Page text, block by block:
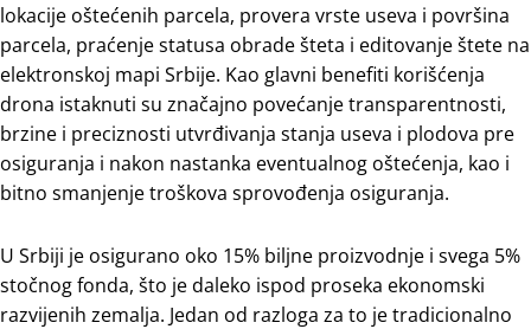
lokacije oštećenih parcela, provera vrste useva i površina
parcela, praćenje statusa obrade šteta i editovanje štete na
elektronskoj mapi Srbije. Kao glavni benefiti korišćenja
drona istaknuti su značajno povećanje transparentnosti,
brzine i preciznosti utvrđivanja stanja useva i plodova pre
osiguranja i nakon nastanka eventualnog oštećenja, kao i
bitno smanjenje troškova sprovođenja osiguranja.
U Srbiji je osigurano oko 15% biljne proizvodnje i svega 5%
stočnog fonda, što je daleko ispod proseka ekonomski
razvijenih zemalja. Jedan od razloga za to je tradicionalno